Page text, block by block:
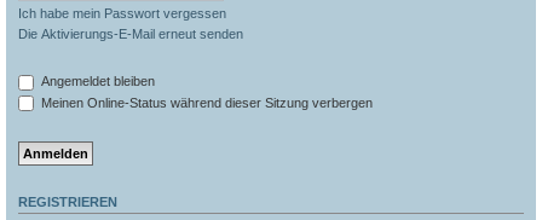
Ich habe mein Passwort vergessen
Die Aktivierungs-E-Mail erneut senden
Angemeldet bleiben
Meinen Online-Status während dieser Sitzung verbergen
REGISTRIEREN